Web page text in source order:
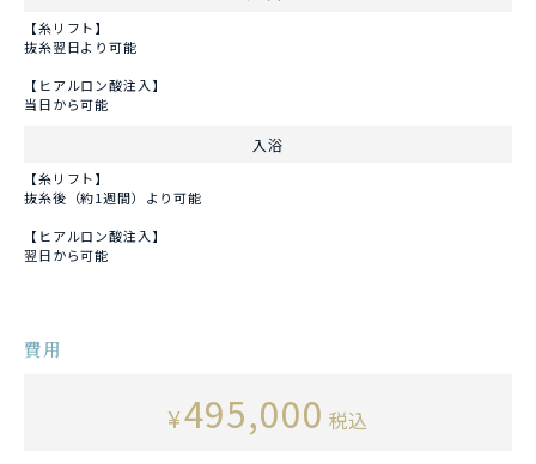
【糸リフト】
抜糸翌日より可能
【ヒアルロン酸注入】
当日から可能
入浴
【糸リフト】
抜糸後（約1週間）より可能
【ヒアルロン酸注入】
翌日から可能
費用
¥495,000 税込